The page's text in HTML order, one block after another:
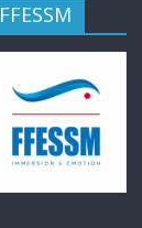
FFESSM